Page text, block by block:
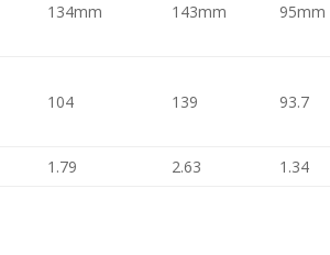
134mm 143mm 95mm
104 139 93.7
1.79 2.63 1.34